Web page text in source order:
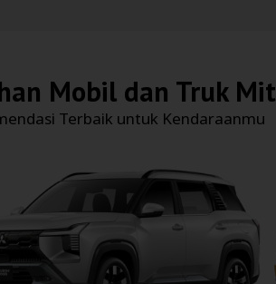
Mobil dan Truk
Terbaik untuk Kendaraanmu